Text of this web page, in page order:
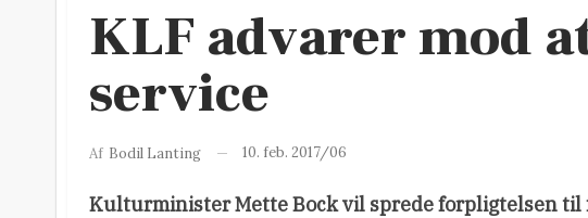
KLF advarer mod
service
Af Bodil Lanting 10. feb. 2017/06
Kulturminister Mette Bock vil sprede forpligtelsen til